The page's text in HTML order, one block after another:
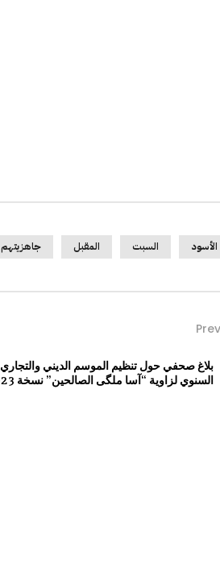
الأسود السبت المقبل جاهزيتهم
بلاغ صحفي حول تنظيم الموسم الديني والتجاري
السنوي لزاوية “آسا ملگى الصالحين” نسخة 2023.